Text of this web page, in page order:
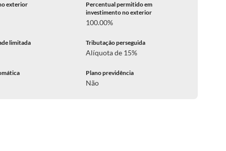
exterior
Percentual permitido em
investimento no exterior
100.00%
limitada Tributação perseguida
Alíquota de 15%
Plano previdência
Não